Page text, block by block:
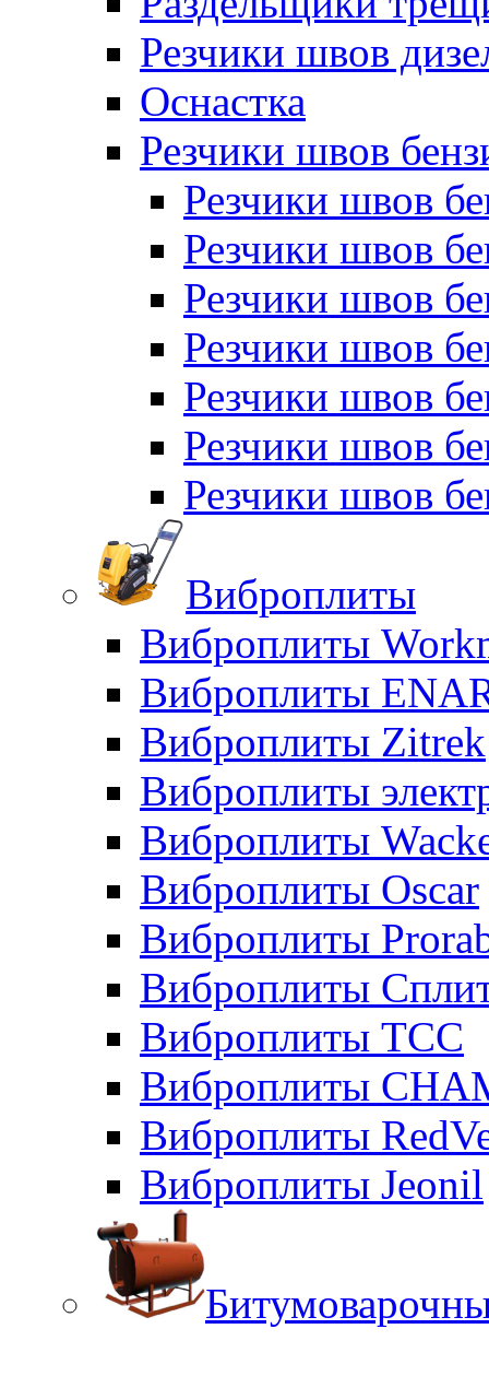
Резчики швов
Оснастка
Резчики швов
Резчики швов
Резчики швов
Резчики швов
Резчики швов
Резчики швов
Резчики швов
Резчики швов
Виброплиты
Виброплиты
Виброплиты
Виброплиты Zitrek
Виброплиты
Виброплиты
Виброплиты Oscar
Виброплиты
Виброплиты
Виброплиты ТСС
Виброплиты
Виброплиты
Виброплиты Jeonil